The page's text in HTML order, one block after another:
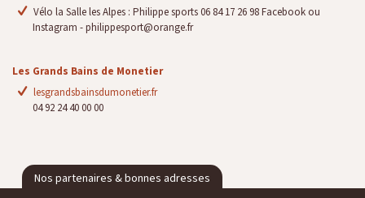
Vélo la Salle les Alpes : Philippe sports 06 84 17 26 98 Facebook ou
Instagram - philippesport@orange.fr
Les Grands Bains de Monetier
lesgrandsbainsdumonetier.fr
04 92 24 40 00 00
Nos partenaires & bonnes adresses